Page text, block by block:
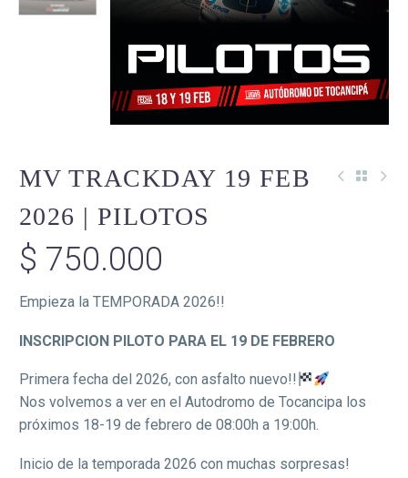
MV TRACKDAY 19 FEB
2026 | PILOTOS
$ 750.000
Empieza la TEMPORADA 2026!!
INSCRIPCION PILOTO PARA EL 19 DE FEBRERO
Primera fecha del 2026, con asfalto nuevo!!
Nos volvemos a ver en el Autodromo de Tocancipa los
próximos 18-19 de febrero de 08:00h a 19:00h.
Inicio de la temporada 2026 con muchas sorpresas!